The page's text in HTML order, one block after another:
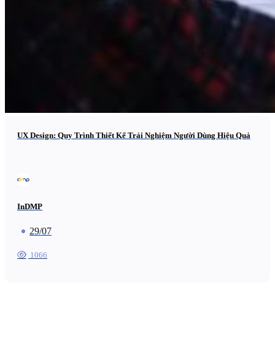
UX Design: Quy Trình Thiết Kế Trải Nghiệm Người Dùng Hiệu Quả
InDMP
29/07
1066